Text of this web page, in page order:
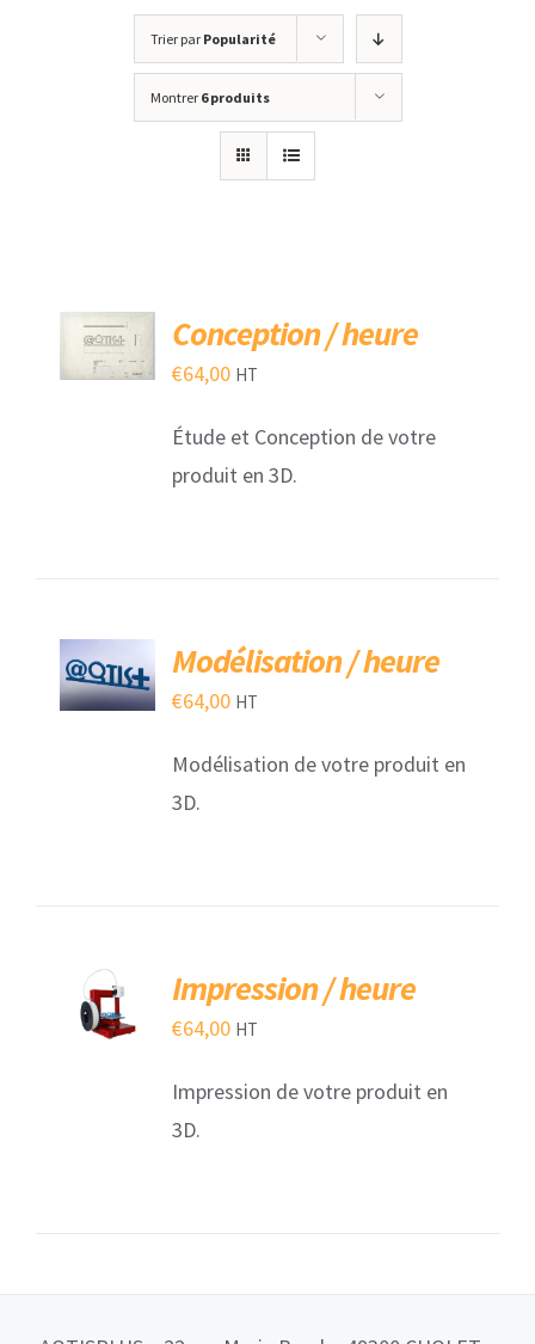
Trier par Popularité
Montrer 6 produits
AU
PANIER
/
Conception / heure
€64,00 HT
Étude et Conception de votre
produit en 3D.
PANIER
/
Modélisation / heure
€64,00 HT
Modélisation de votre produit en
3D.
AU
PANIER
/
Impression / heure
€64,00 HT
Impression de votre produit en
3D.